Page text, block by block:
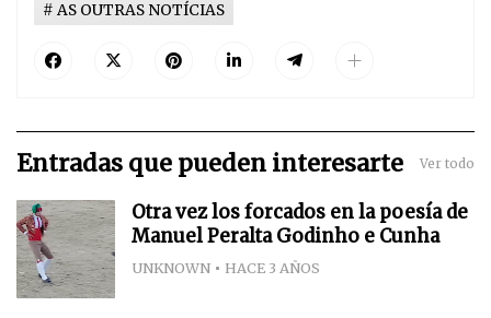
AS OUTRAS NOTÍCIAS
Entradas que pueden interesarte Ver todo
Otra vez los forcados en la poesía de
Manuel Peralta Godinho e Cunha
UNKNOWN HACE 3 AÑOS